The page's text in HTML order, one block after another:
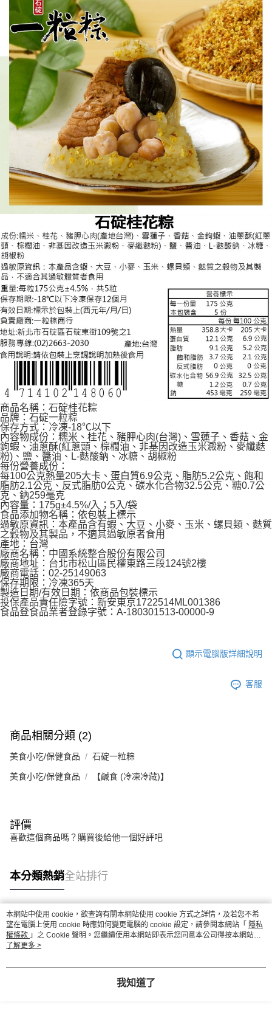
商品名稱：石碇桂花粽
品牌：石碇一粒粽
保存方式：冷凍-18℃以下
內容物成份：糯米、桂花、豬胛心肉(台灣)、雪蓮子、香菇、金
鉤蝦、油蔥酥(紅蔥頭、棕櫚油、非基因改造玉米澱粉、麥纖麩
粉)、鹽、醬油、L-麩酸鈉、冰糖、胡椒粉
每份營養成份：
每100公克熱量205大卡、蛋白質6.9公克、脂肪5.2公克、飽和
脂肪2.1公克、反式脂肪0公克、碳水化合物32.5公克、糖0.7公
克、鈉259毫克
內容量：175g±4.5%/入；5入/袋
食品添加物名稱：依包裝上標示
過敏原資訊：本產品含有蝦、大豆、小麥、玉米、螺貝類、麩質
之穀物及其製品，不適其過敏原者食用
產地：台灣
廠商名稱：中國系統整合股份有限公司
廠商地址：台北市松山區民權東路三段124號2樓
廠商電話：02-25149063
保存期限：冷凍365天
製造日期/有效日期：依商品包裝標示
投保產品責任險字號：新安東京1722514ML001386
食品登食品業者登錄字號：A-180301513-00000-9
顯示電腦版詳細說明
客服
商品相關分類 (2)
美食小吃/保健食品 石碇一粒粽
美食小吃/保健食品 【鹹食 (冷凍冷藏)】
評價
喜歡這個商品嗎？購買後給他一個好評吧
本分類熱銷全站排行
熱門標籤
本網站中使用 cookie，欲查詢有關本網站使用 cookie 方式之詳情，及若您不希
望在電腦上使用 cookie 時應如何變更電腦的 cookie 設定，請參閱本網站「 隱私
權條款 」之 Cookie 聲明。您繼續使用本網站即表示您同意本公司得按本網站使
用條款之 Cookie 聲明使用 cookie。
了解更多 >
我知道了